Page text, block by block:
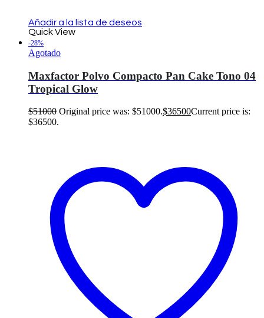
Añadir a la lista de deseos
Quick View
-28%
Agotado
Maxfactor Polvo Compacto Pan Cake Tono 04
Tropical Glow
$51000 Original price was: $51000.$36500Current price is:
$36500.